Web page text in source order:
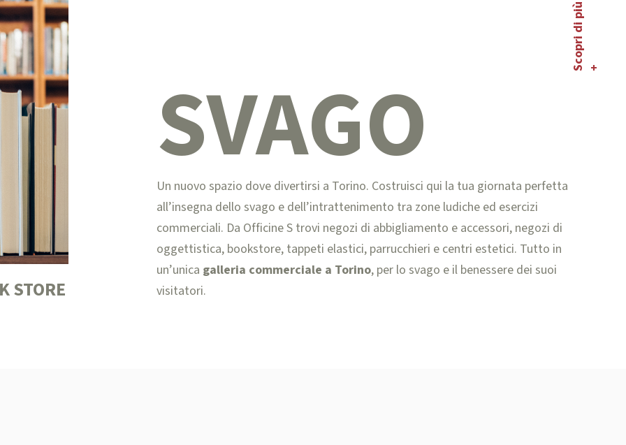
STORE
S
c
o
p
r
i
d
i
p
i
ù +
SVAGO
Un nuovo spazio dove divertirsi a Torino. Costruisci qui la tua giornata perfetta
all’insegna dello svago e dell’intrattenimento tra zone ludiche ed esercizi
commerciali. Da Officine S trovi negozi di abbigliamento e accessori, negozi di
oggettistica, bookstore, tappeti elastici, parrucchieri e centri estetici. Tutto in
un’unica galleria commerciale a Torino, per lo svago e il benessere dei suoi
visitatori.